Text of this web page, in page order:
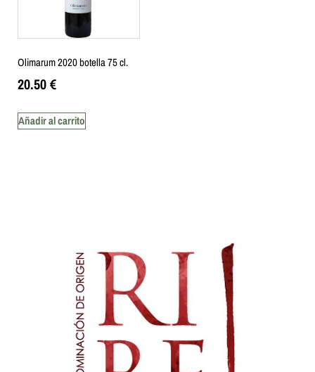
Olimarum 2020 botella 75 cl.
20.50€
Añadir al carrito